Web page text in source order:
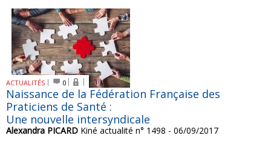
ACTUALITÉS 0
Naissance de la Fédération Française des
Praticiens de Santé :
Une nouvelle intersyndicale
Alexandra PICARD Kiné actualité n° 1498 - 06/09/2017